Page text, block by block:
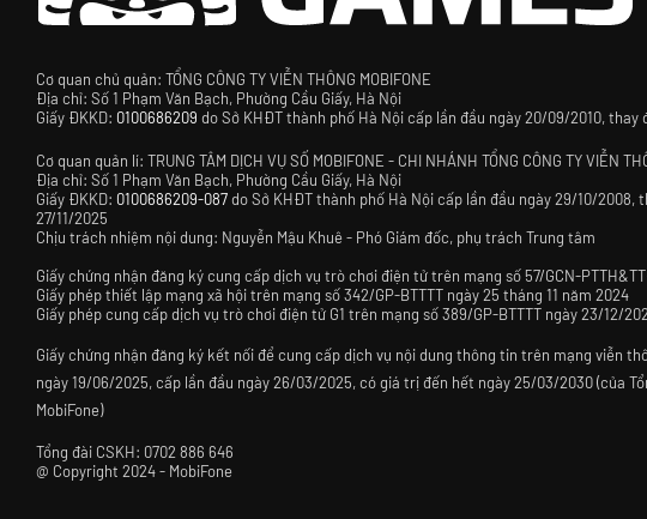
Cơ quan chủ quản: TỔNG CÔNG TY VIỄN THÔNG MOBIFONE
Địa chỉ: Số 1 Phạm Văn Bạch, Phường Cầu Giấy, Hà Nội
Giấy ĐKKD: 0100686209 do Sở KHĐT thành phố Hà Nội cấp lần đầu ngày 20/09/2010, thay
Cơ quan quản lí: TRUNG TÂM DỊCH VỤ SỐ MOBIFONE - CHI NHÁNH TỔNG CÔNG TY VIỄN
Địa chỉ: Số 1 Phạm Văn Bạch, Phường Cầu Giấy, Hà Nội
Giấy ĐKKD: 0100686209-087do Sở KHĐT thành phố Hà Nội cấp lần đầu ngày 29/10/2008,
27/11/2025
Chịu trách nhiệm nội dung: Nguyễn Mậu Khuê - Phó Giám đốc, phụ trách Trung tâm
Giấy chứng nhận đăng ký cung cấp dịch vụ trò chơi điện tử trên mạng số 57/GCN-
Giấy phép thiết lập mạng xã hội trên mạng số 342/GP-BTTTT ngày 25 tháng 11 năm 2024
Giấy phép cung cấp dịch vụ trò chơi điện tử G1 trên mạng số 389/GP-BTTTT ngày 23/12/
Giấy chứng nhận đăng ký kết nối để cung cấp dịch vụ nội dung thông tin trên mạng viễn
ngày 19/06/2025, cấp lần đầu ngày 26/03/2025, có giá trị đến hết ngày 25/03/2030 (của
MobiFone)
Tổng đài CSKH: 0702 886 646
@ Copyright 2024 - MobiFone